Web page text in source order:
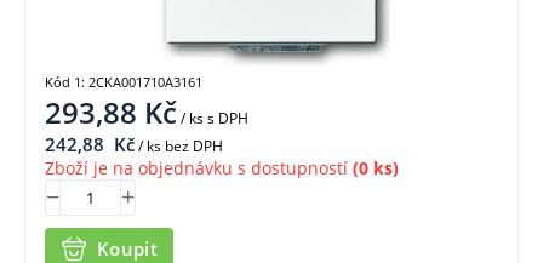
293,88 Kč/ kss DPH
242,88 Kč/ ks bez DPH
Zboží je na objednávku s dostupností (0 ks)
Koupit
Kód 1: 2CKA001710A3161